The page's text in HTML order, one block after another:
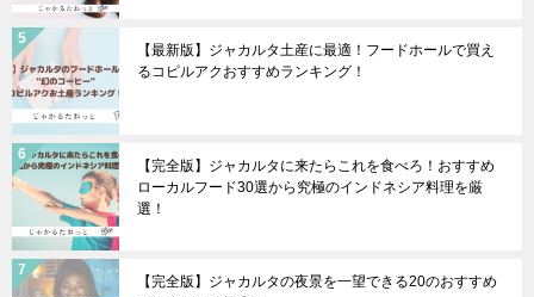
【最新版】ジャカルタ土産に最適！フードホールで買え
るコピルアクおすすめランキング！
【完全版】ジャカルタに来たらこれを食べろ！おすすめ
ローカルフード30選から究極のインドネシア料理を厳
選！
【完全版】ジャカルタの夜景を一望できる20のおすすめ